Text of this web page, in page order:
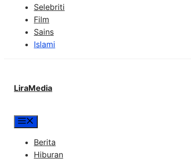
Selebriti
Film
Sains
Islami
LiraMedia
Berita
Hiburan